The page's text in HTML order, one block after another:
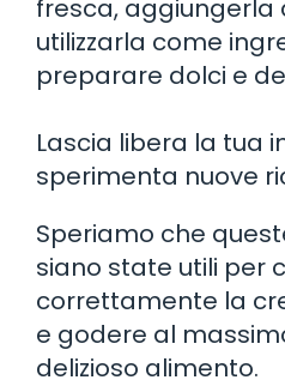
fresca, aggiungerla
utilizzarla come
preparare dolci e
Lascia libera la tua
sperimenta nuove
Speriamo che
siano state utili per
correttamente la
e godere al
delizioso alimento.